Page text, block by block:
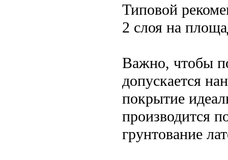
Типовой
2 слоя на
Важно, чтобы
допускается
покрытие
производится
грунтование